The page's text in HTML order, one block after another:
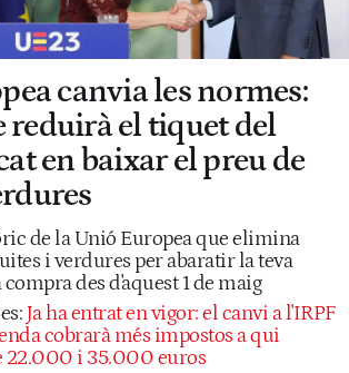
canvia les normes:
reduirà el tiquet del
en baixar el preu de
de la Unió Europea que elimina
i verdures per abaratir la teva
des d'aquest 1 de maig
Ja ha entrat en vigor: el canvi a l'IRPF
cobrarà més impostos a qui
22.000 i 35.000 euros